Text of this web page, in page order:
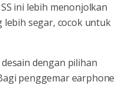
ini lebih menonjolkan
segar, cocok untuk
dengan pilihan
penggemar earphone